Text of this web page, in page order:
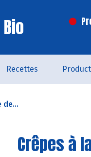
Recettes
de...
Crêpes à